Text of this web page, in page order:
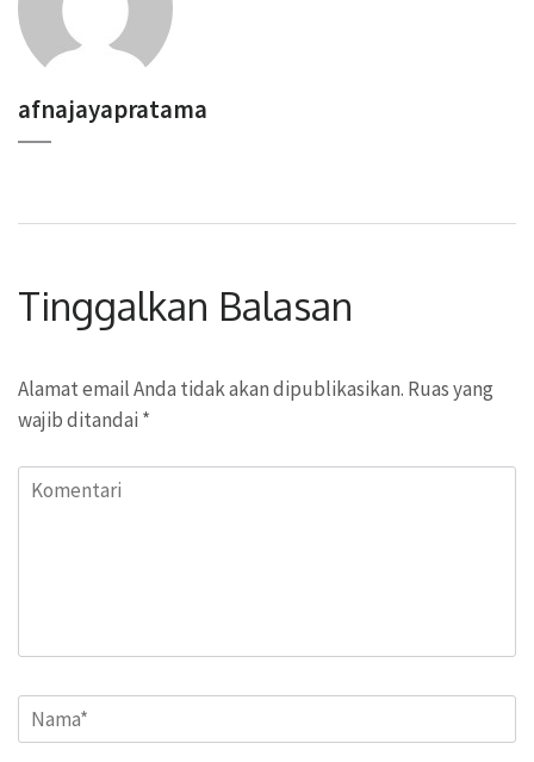
afnajayapratama
Tinggalkan Balasan
Alamat email Anda tidak akan dipublikasikan. Ruas yang
wajib ditandai *
Komentari
Name*